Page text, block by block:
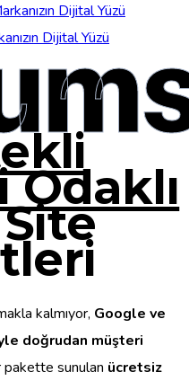
Dijital Yüzü
Dijital Yüzü
kalmıyor, Google ve
doğrudan müşteri
pakette sunulan ücretsiz